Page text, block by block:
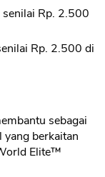
Rp. 2.500
Rp. 2.500 di
sebagai
yang berkaitan
Elite™